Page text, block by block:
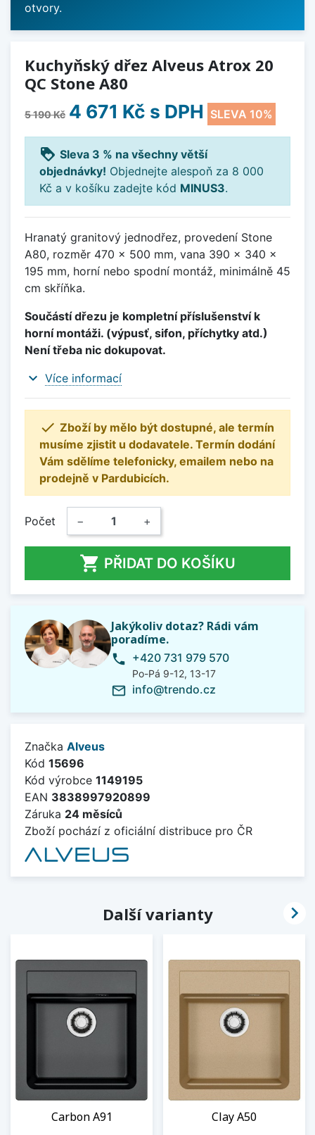
otvory.
Kuchyňský dřez Alveus Atrox 20
QC Stone A80
5 190 Kč 4 671 Kč s DPH SLEVA 10%
loyalty Sleva 3 % na všechny větší
objednávky! Objednejte alespoň za 8 000
Kč a v košíku zadejte kód MINUS3.
Hranatý granitový jednodřez, provedení Stone
A80, rozměr 470 x 500 mm, vana 390 x 340 x
195 mm, horní nebo spodní montáž, minimálně 45
cm skříňka.
Součástí dřezu je kompletní příslušenství k
horní montáži. (výpusť, sifon, příchytky atd.)
Není třeba nic dokupovat.
expand_more Více informací
 Zboží by mělo být dostupné, ale termín
musíme zjistit u dodavatele. Termín dodání
Vám sdělíme telefonicky, emailem nebo na
prodejně v Pardubicích.
Počet − +
 PŘIDAT DO KOŠÍKU
Jakýkoliv dotaz? Rádi vám
poradíme.
phone +420 731 979 570
Po-Pá 9-12, 13-17
mail_outline info@trendo.cz
Značka Alveus
Kód 15696
Kód výrobce 1149195
EAN 3838997920899
Záruka 24 měsíců
Zboží pochází z oficiální distribuce pro ČR
Další varianty
Carbon A91 Clay A50
